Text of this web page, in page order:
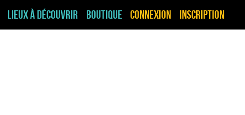
Lieux à découvrir Boutique Connexion Inscription